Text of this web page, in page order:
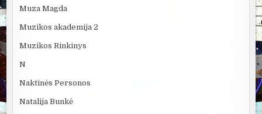
Muza Magda
Muzikos akademija 2
Muzikos Rinkinys
N
Naktinės Personos
Natalija Bunkė